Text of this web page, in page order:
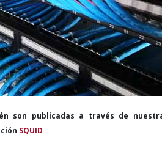
son publicadas a través de
SQUID